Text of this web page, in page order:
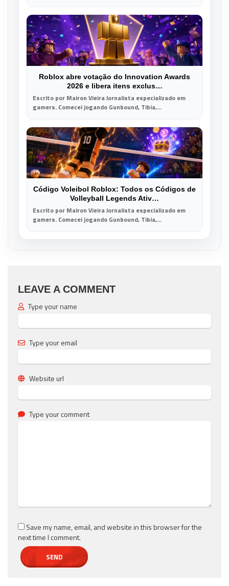
Roblox abre votação do Innovation Awards
2026 e libera itens exclus…
Escrito por Mairon Vieira Jornalista especializado em
gamers. Comecei jogando Gunbound, Tibia,...
Código Voleibol Roblox: Todos os Códigos de
Volleyball Legends Ativ…
Escrito por Mairon Vieira Jornalista especializado em
gamers. Comecei jogando Gunbound, Tibia,...
LEAVE A COMMENT
Type your name
Type your email
Website url
Type your comment
Save my name, email, and website in this browser for the
next time I comment.